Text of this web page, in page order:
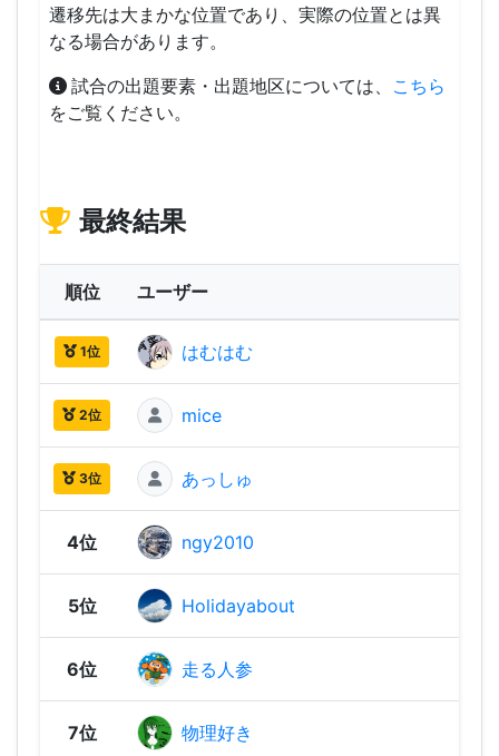
遷移先は大まかな位置であり、実際の位置とは異
なる場合があります。
試合の出題要素・出題地区については、 こちら
をご覧ください。
最終結果
順位 ユーザー
1位 はむはむ
2位 mice
3位 あっしゅ
4位 ngy2010
5位 Holidayabout
6位 走る人参
7位 物理好き